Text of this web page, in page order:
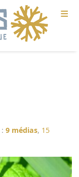
≡
:9 médias, 15